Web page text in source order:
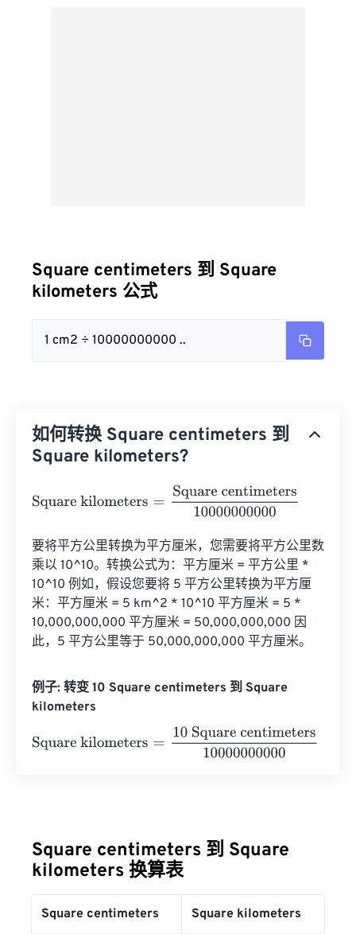
Square centimeters 到 Square
kilometers 公式
1 cm2 ÷ 10000000000 ..
如何转换 Square centimeters 到
Square kilometers?
Square kilometers Square centimeters10000000000
要将平方公里转换为平方厘米，您需要将平方公里数
乘以 10^10。转换公式为：平方厘米 = 平方公里 *
10^10 例如，假设您要将 5 平方公里转换为平方厘
米：平方厘米 = 5 km^2 * 10^10 平方厘米 = 5 *
10,000,000,000 平方厘米 = 50,000,000,000 因
此，5 平方公里等于 50,000,000,000 平方厘米。
例子: 转变 10 Square centimeters 到 Square
kilometers
Square kilometers
10 Square centimeters
Square centimeters 到 Square
kilometers 换算表
Square centimeters Square kilometers